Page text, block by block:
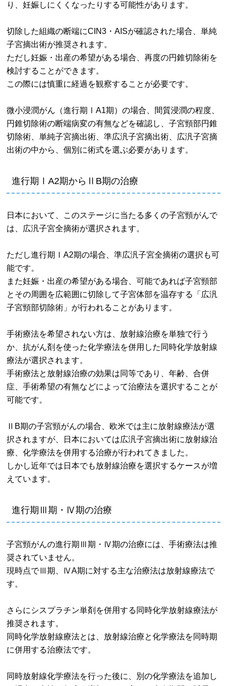
り、妊娠しにくくなったりする可能性があります。
切除した組織の断端にCIN3・AISが確認された場合、単純
子宮摘出術が推奨されます。
ただし妊娠・出産の希望がある場合、再度の円錐切除術を
検討することができます。
この際には慎重に経過を観察することが必要です。
微小浸潤がん（進行期ⅠA1期）の場合、間質浸潤の程度、
円錐切除術の断端病変の有無などを確認し、子宮頸部円錐
切除術、単純子宮摘出術、準広汎子宮摘出術、広汎子宮摘
出術の中から、個別に術式を選ぶ必要があります。
進行期ⅠA2期からⅡB期の治療
日本において、このステージに当たる多くの子宮頸がんで
は、広汎子宮全摘術が選択されます。
ただし進行期ⅠA2期の場合、準広汎子宮全摘術の選択も可
能です。
また妊娠・出産の希望がある場合、可能であれば子宮頸部
とその周囲を広範囲に切除して子宮体部を温存する「広汎
子宮頸部切除術」が行われることがあります。
手術療法を希望されない方は、放射線治療を単独で行う
か、抗がん剤を使った化学療法を併用した同時化学放射線
療法が選択されます。
手術療法と放射線治療の効果は同等であり、年齢、合併
症、手術希望の有無などによって治療法を選択することが
可能です。
ⅡB期の子宮頸がんの場合、欧米では主に放射線療法が選
択されますが、日本においては広汎子宮摘出術に放射線治
療、化学療法を併用する治療が行われてきました。
しかし近年では日本でも放射線治療を選択するケースが増
えています。
進行期Ⅲ期・Ⅳ期の治療
子宮頸がんの進行期Ⅲ期・Ⅳ期の治療には、手術療法は推
奨されていません。
現時点でⅢ期、ⅣA期に対する主な治療法は放射線療法で
す。
さらにシスプラチン単剤を併用する同時化学放射線療法が
推奨されます。
同時化学放射線療法とは、放射線治療と化学療法を同時期
に併用する治療法です。
同時放射線化学療法を行った後に、別の化学療法を追加し